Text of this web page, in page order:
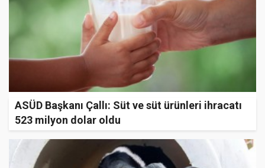
ASÜD Başkanı Çallı: Süt ve süt ürünleri ihracatı
523 milyon dolar oldu